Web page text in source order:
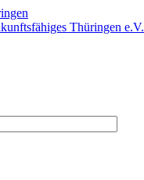
Thüringen e.V.